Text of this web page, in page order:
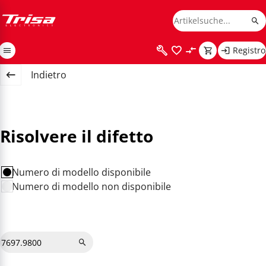
Registro
Indietro
Risolvere il difetto
Numero di modello disponibile
Numero di modello non disponibile